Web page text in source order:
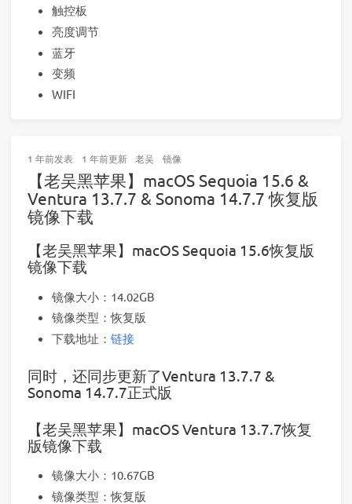
触控板
亮度调节
蓝牙
变频
WIFI
1 年前发表 1 年前更新 老吴 镜像
【老吴黑苹果】macOS Sequoia 15.6 &
Ventura 13.7.7 & Sonoma 14.7.7 恢复版
镜像下载
【老吴黑苹果】macOS Sequoia 15.6恢复版
镜像下载
镜像大小：14.02GB
镜像类型：恢复版
下载地址： 链接
同时，还同步更新了Ventura 13.7.7 &
Sonoma 14.7.7正式版
【老吴黑苹果】macOS Ventura 13.7.7恢复
版镜像下载
镜像大小：10.67GB
镜像类型：恢复版